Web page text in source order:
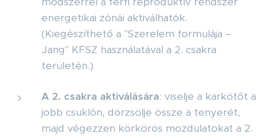
energetikai zónái aktiválhatók.
(Kiegészíthető a "Szerelem formulája –
Jang" KFSZ használatával a 2. csakra
területén.)
A 2. csakra aktiválására: viselje a karkötőt a
jobb csuklón, dörzsölje össze a tenyerét,
majd végezzen körkörös mozdulatokat a 2.